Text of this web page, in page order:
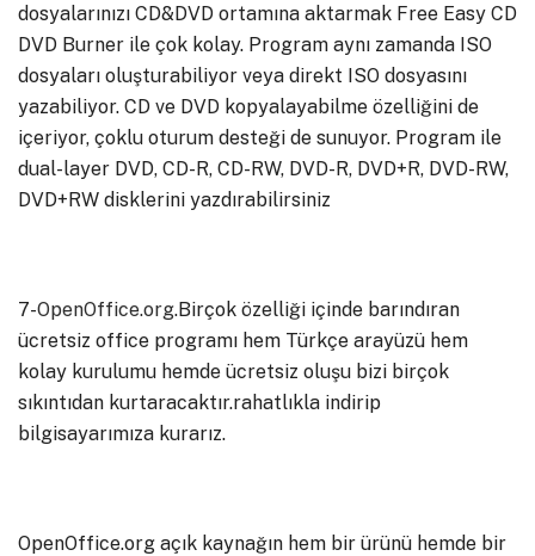
dosyalarınızı CD&DVD ortamına aktarmak Free Easy CD
DVD Burner ile çok kolay. Program aynı zamanda ISO
dosyaları oluşturabiliyor veya direkt ISO dosyasını
yazabiliyor. CD ve DVD kopyalayabilme özelliğini de
içeriyor, çoklu oturum desteği de sunuyor. Program ile
dual-layer DVD, CD-R, CD-RW, DVD-R, DVD+R, DVD-RW,
DVD+RW disklerini yazdırabilirsiniz
7-OpenOffice.org.Birçok özelliği içinde barındıran
ücretsiz office programı hem Türkçe arayüzü hem
kolay kurulumu hemde ücretsiz oluşu bizi birçok
sıkıntıdan kurtaracaktır.rahatlıkla indirip
bilgisayarımıza kurarız.
OpenOffice.org açık kaynağın hem bir ürünü hemde bir